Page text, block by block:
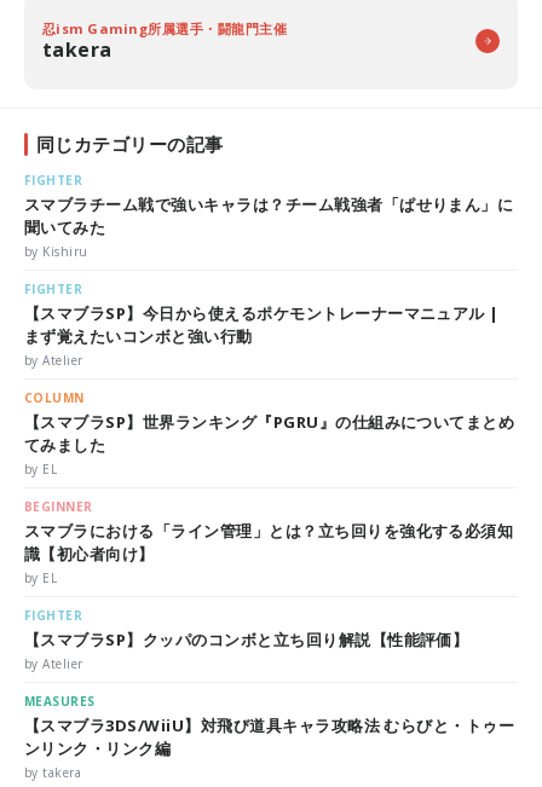
忍ism Gaming所属選手・闘龍門主催
takera
同じカテゴリーの記事
FIGHTER
スマブラチーム戦で強いキャラは？チーム戦強者「ぱせりまん」に
聞いてみた
by Kishiru
FIGHTER
【スマブラSP】今日から使えるポケモントレーナーマニュアル |
まず覚えたいコンボと強い行動
by Atelier
COLUMN
【スマブラSP】世界ランキング『PGRU』の仕組みについてまとめ
てみました
by EL
BEGINNER
スマブラにおける「ライン管理」とは？立ち回りを強化する必須知
識【初心者向け】
by EL
FIGHTER
【スマブラSP】クッパのコンボと立ち回り解説【性能評価】
by Atelier
MEASURES
【スマブラ3DS/WiiU】対飛び道具キャラ攻略法 むらびと・トゥー
ンリンク・リンク編
by takera